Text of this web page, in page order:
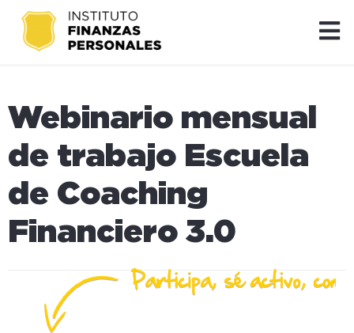
Webinario mensual
de trabajo Escuela
de Coaching
Financiero 3.0